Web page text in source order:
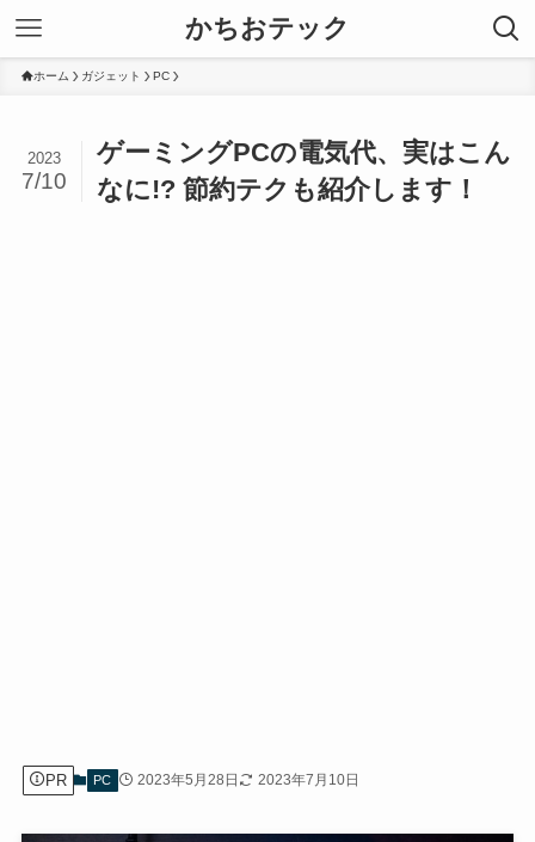
かちおテック
ホーム ガジェット PC
ゲーミングPCの電気代、実はこん
なに!? 節約テクも紹介します！
2023
7/10
PR PC 2023年5月28日 2023年7月10日